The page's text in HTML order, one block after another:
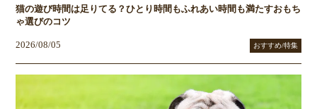
猫の遊び時間は足りてる？ひとり時間もふれあい時間も満たすおもち
ゃ選びのコツ
2026/08/05 おすすめ/特集